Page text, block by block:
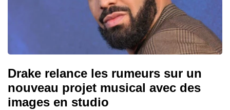
Drake relance les rumeurs sur un
nouveau projet musical avec des
images en studio